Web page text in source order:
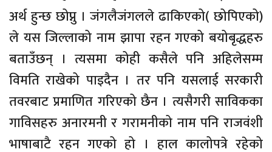
अर्थ हुन्छ छोप्नु । जंगलैजंगलले ढाकिएको( छोपिएको)
ले यस जिल्लाको नाम झापा रहन गएको बयोबृद्धहरु
बताउँछन् । त्यसमा कोही कसैले पनि अहिलेसम्म
विमति राखेको पाइदैन । तर पनि यसलाई सरकारी
तवरबाट प्रमाणित गरिएको छैन । त्यसैगरी साविकका
गाविसहरु अनारमनी र गरामनीको नाम पनि राजवंशी
भाषाबाटै रहन गएको हो । हाल कालोपत्रे रहेको